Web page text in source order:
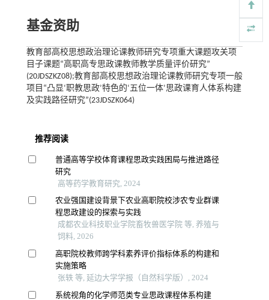
基金资助
教育部高校思想政治理论课教师研究专项重大课题攻关项
目子课题“高职高专思政课教师教学质量评价研究”
(20JDSZKZ08);教育部高校思想政治理论课教师研究专项一般
项目“凸显‘职教思政’特色的‘五位一体’思政课育人体系构建
及实践路径研究”(23JDSZK064)